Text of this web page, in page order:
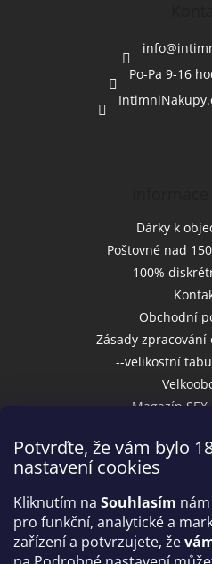
Potvrďte, že vám bylo
nastavení cookies
Kliknutím na Souhlasím
pro funkční, analytické a
zařízení a potvrzujete, že
info@
Po-Pa 9-16
Dárky k
Poštovné nad
100%
Obchodní
Zásady
--velikostní
Magazín SEX
Přijímáme